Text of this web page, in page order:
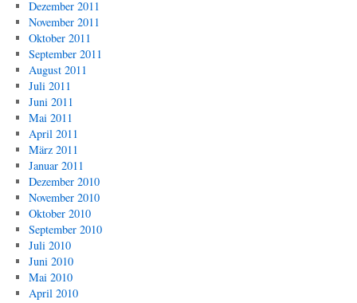
Dezember 2011
November 2011
Oktober 2011
September 2011
August 2011
Juli 2011
Juni 2011
Mai 2011
April 2011
März 2011
Januar 2011
Dezember 2010
November 2010
Oktober 2010
September 2010
Juli 2010
Juni 2010
Mai 2010
April 2010